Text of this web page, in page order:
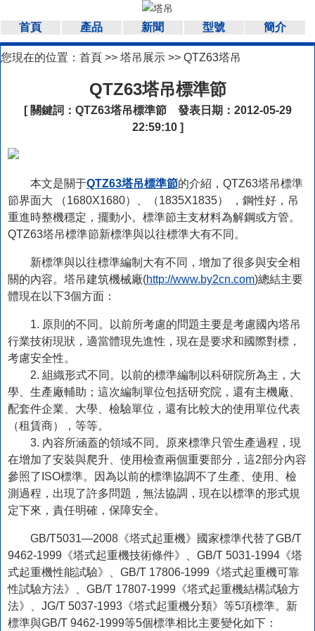
首頁 產品 新聞 型號 簡介
您現在的位置： 首頁 >> 塔吊展示 >> QTZ63塔吊
QTZ63塔吊標準節
[ 關鍵詞： QTZ63塔吊標準節發表日期：2012-05-29
22:59:10 ]
本文是關于QTZ63塔吊標準節的介紹，QTZ63塔吊標準
節界面大 （1680X1680）、（1835X1835） ，鋼性好，吊
重進時整機穩定，擺動小。標準節主支材料為解鋼或方管。
QTZ63塔吊標準節新標準與以往標準大有不同。
新標準與以往標準編制大有不同，增加了很多與安全相
關的內容。塔吊建筑機械廠(http://www.by2cn.com)總結主要
體現在以下3個方面：
1. 原則的不同。以前所考慮的問題主要是考慮國內塔吊
行業技術現狀，適當體現先進性，現在是要求和國際對標，
考慮安全性。
2. 組織形式不同。以前的標準編制以科研院所為主，大
學、生產廠輔助；這次編制單位包括研究院，還有主機廠、
配套件企業、大學、檢驗單位，還有比較大的使用單位代表
（租賃商），等等。
3. 內容所涵蓋的領域不同。原來標準只管生產過程，現
在增加了安裝與爬升、使用檢查兩個重要部分，這2部分內容
參照了ISO標準。因為以前的標準協調不了生產、使用、檢
測過程，出現了許多問題，無法協調，現在以標準的形式規
定下來，責任明確，保障安全。
GB/T5031—2008《塔式起重機》國家標準代替了GB/T
9462-1999《塔式起重機技術條件》、GB/T 5031-1994《塔
式起重機性能試驗》、GB/T 17806-1999《塔式起重機可靠
性試驗方法》、GB/T 17807-1999《塔式起重機結構試驗方
法》、JG/T 5037-1993《塔式起重機分類》等5項標準。新
標準與GB/T 9462-1999等5個標準相比主要變化如下：